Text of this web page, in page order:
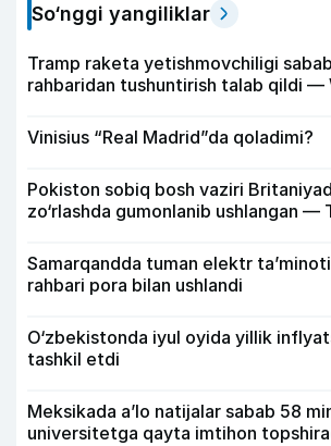
So‘nggi yangiliklar
Tramp raketa yetishmovchiligi
rahbaridan tushuntirish talab qildi —
Vinisius “Real Madrid”da qoladimi?
Pokiston sobiq bosh vaziri
zo‘rlashda gumonlanib ushlangan —
Samarqandda tuman elektr
rahbari pora bilan ushlandi
O‘zbekistonda iyul oyida yillik
tashkil etdi
Meksikada a’lo natijalar sabab 58
universitetga qayta imtihon